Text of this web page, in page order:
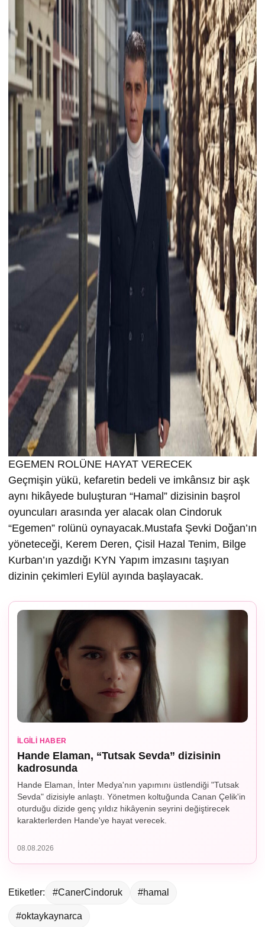
EGEMEN ROLÜNE HAYAT VERECEK
Geçmişin yükü, kefaretin bedeli ve imkânsız bir aşk
aynı hikâyede buluşturan “Hamal” dizisinin başrol
oyuncuları arasında yer alacak olan Cindoruk
“Egemen” rolünü oynayacak.Mustafa Şevki Doğan’ın
yöneteceği, Kerem Deren, Çisil Hazal Tenim, Bilge
Kurban’ın yazdığı KYN Yapım imzasını taşıyan
dizinin çekimleri Eylül ayında başlayacak.
İLGILI HABER
Hande Elaman, “Tutsak Sevda” dizisinin
kadrosunda
Hande Elaman, İnter Medya'nın yapımını üstlendiği "Tutsak
Sevda" dizisiyle anlaştı. Yönetmen koltuğunda Canan Çelik'in
oturduğu dizide genç yıldız hikâyenin seyrini değiştirecek
karakterlerden Hande'ye hayat verecek.
08.08.2026
Etiketler: #CanerCindoruk #hamal
#oktaykaynarca